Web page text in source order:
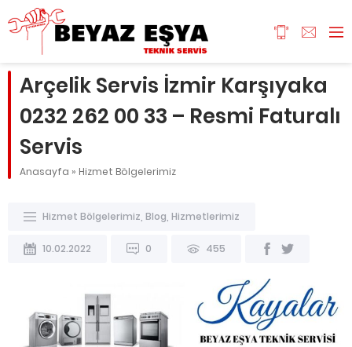
Arçelik Servis İzmir Karşıyaka
0232 262 00 33 – Resmi Faturalı
Servis
Anasayfa » Hizmet Bölgelerimiz
Hizmet Bölgelerimiz Blog Hizmetlerimiz
10.02.2022 0 455